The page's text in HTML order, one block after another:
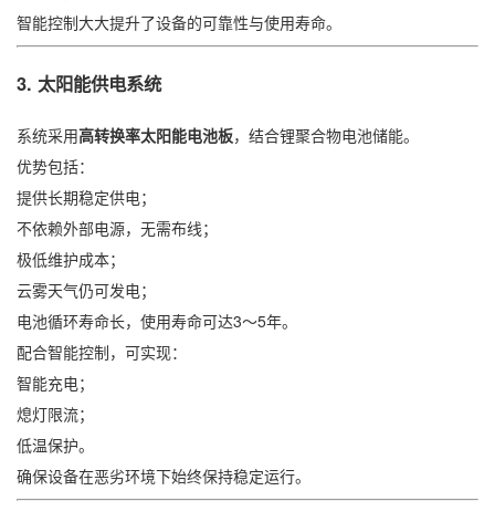
智能控制大大提升了设备的可靠性与使用寿命。
3. 太阳能供电系统
系统采用高转换率太阳能电池板，结合锂聚合物电池储能。
优势包括：
提供长期稳定供电；
不依赖外部电源，无需布线；
极低维护成本；
云雾天气仍可发电；
电池循环寿命长，使用寿命可达3～5年。
配合智能控制，可实现：
智能充电；
熄灯限流；
低温保护。
确保设备在恶劣环境下始终保持稳定运行。